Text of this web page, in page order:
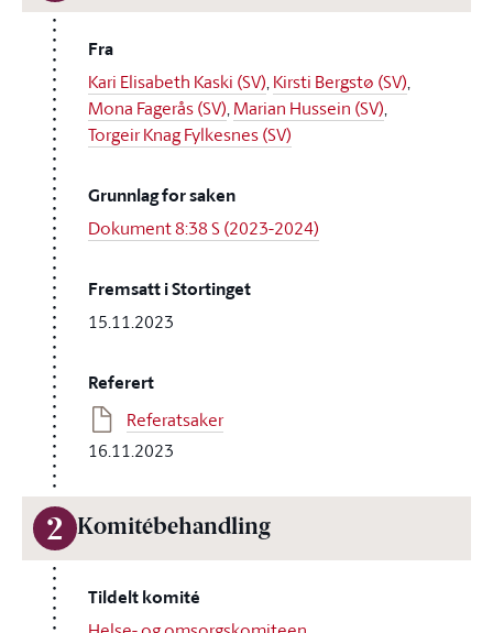
Fra
Kari Elisabeth Kaski (SV),Kirsti Bergstø (SV),
Mona Fagerås (SV),Marian Hussein (SV),
Torgeir Knag Fylkesnes (SV)
Grunnlag for saken
Dokument 8:38 S (2023-2024)
Fremsatt i Stortinget
15.11.2023
Referert
Referatsaker
16.11.2023
2 Komitébehandling
Tildelt komité